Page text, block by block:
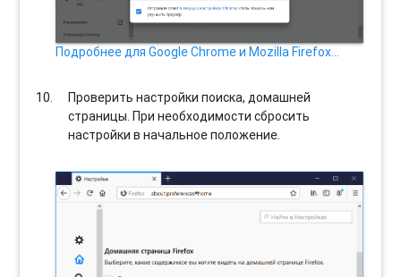
Подробнее для Google Chrome и Mozilla Firefox…
Проверить настройки поиска, домашней
страницы. При необходимости сбросить
настройки в начальное положение.